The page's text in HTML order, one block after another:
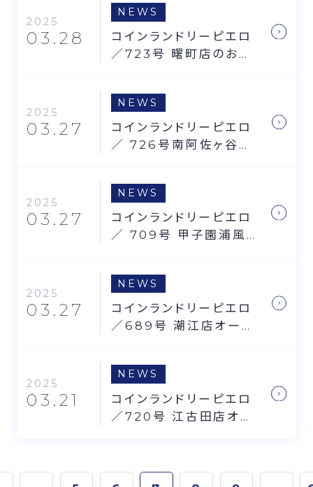
2025
03.28
NEWS
コインランドリーピエロ
／723号 曙町店のお知
2025
03.27
NEWS
コインランドリーピエロ
／ 726号南阿佐ヶ谷店
2025
03.27
NEWS
コインランドリーピエロ
／ 709号 甲子園浦風
2025
03.27
NEWS
コインランドリーピエロ
／689号 潮江店オープ
2025
03.21
NEWS
コインランドリーピエロ
／720号 江古田店オー